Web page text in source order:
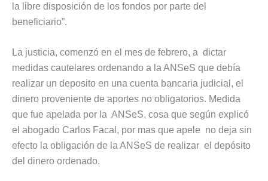
la libre disposición de los fondos por parte del
beneficiario”.
La justicia, comenzó en el mes de febrero, a dictar
medidas cautelares ordenando a la ANSeS que debía
realizar un deposito en una cuenta bancaria judicial, el
dinero proveniente de aportes no obligatorios. Medida
que fue apelada por la ANSeS, cosa que según explicó
el abogado Carlos Facal, por mas que apele no deja sin
efecto la obligación de la ANSeS de realizar el depósito
del dinero ordenado.